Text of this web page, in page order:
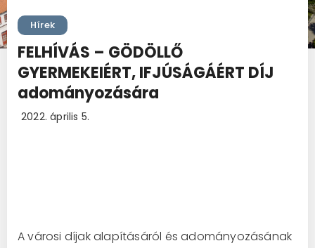
Hírek
FELHÍVÁS – GÖDÖLLŐ
GYERMEKEIÉRT, IFJÚSÁGÁÉRT DÍJ
adományozására
2022. április 5.
A városi díjak alapításáról és adományozásának